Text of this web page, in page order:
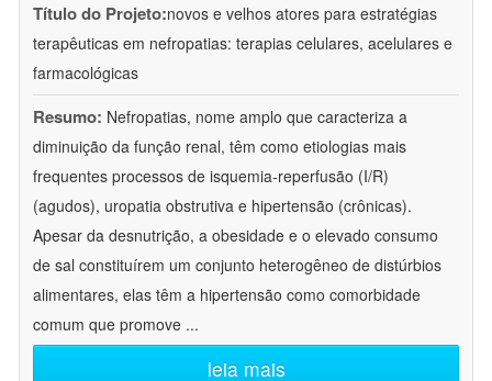
Título do Projeto:novos e velhos atores para estratégias
terapêuticas em nefropatias: terapias celulares, acelulares e
farmacológicas
Resumo: Nefropatias, nome amplo que caracteriza a
diminuição da função renal, têm como etiologias mais
frequentes processos de isquemia-reperfusão (I/R)
(agudos), uropatia obstrutiva e hipertensão (crônicas).
Apesar da desnutrição, a obesidade e o elevado consumo
de sal constituírem um conjunto heterogêneo de distúrbios
alimentares, elas têm a hipertensão como comorbidade
comum que promove ...
leia mais